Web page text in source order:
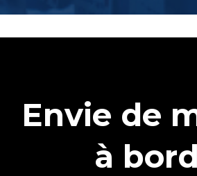
Envie de
à